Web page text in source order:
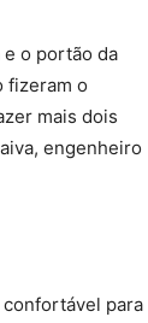
o portão da
fizeram o
mais dois
engenheiro
confortável para